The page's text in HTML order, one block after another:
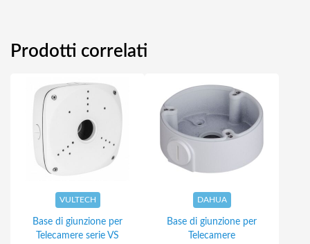
Prodotti correlati
VULTECH
Base di giunzione per
Telecamere serie VS
DAHUA
Base di giunzione per
Telecamere